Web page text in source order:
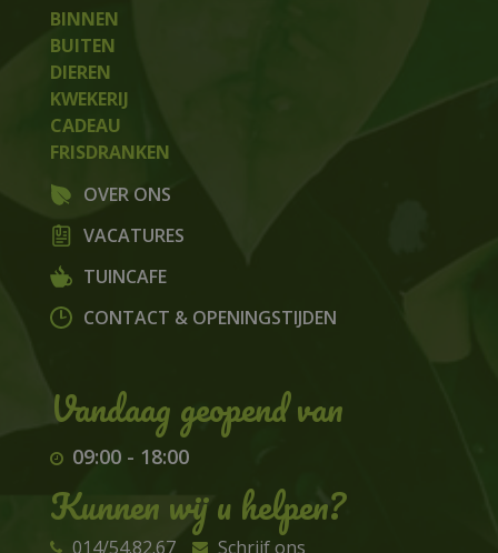
BINNEN
BUITEN
DIEREN
KWEKERIJ
CADEAU
FRISDRANKEN
OVER ONS
VACATURES
TUINCAFE
CONTACT & OPENINGSTIJDEN
09:00- 18:00
Kunnen wij u helpen?
014/54.82.67 Schrijf ons